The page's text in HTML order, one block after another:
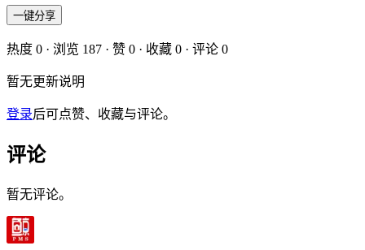
一键分享
热度 0 · 浏览 187 · 赞 0 · 收藏 0 · 评论 0
暂无更新说明
登录后可点赞、收藏与评论。
评论
暂无评论。